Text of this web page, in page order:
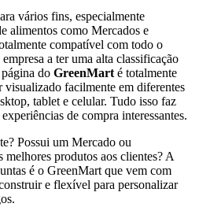
vários fins, especialmente
alimentos como Mercados e
compatível com todo o
a ter uma alta classificação
do GreenMart é totalmente
visualizado facilmente em diferentes
tablet e celular. Tudo isso faz
de compra interessantes.
Possui um Mercado ou
produtos aos clientes? A
é o GreenMart que vem com
e flexível para personalizar